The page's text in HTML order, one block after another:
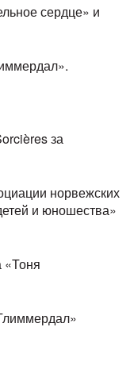
сердце» и
за
норвежских
и юношества»
«Тоня